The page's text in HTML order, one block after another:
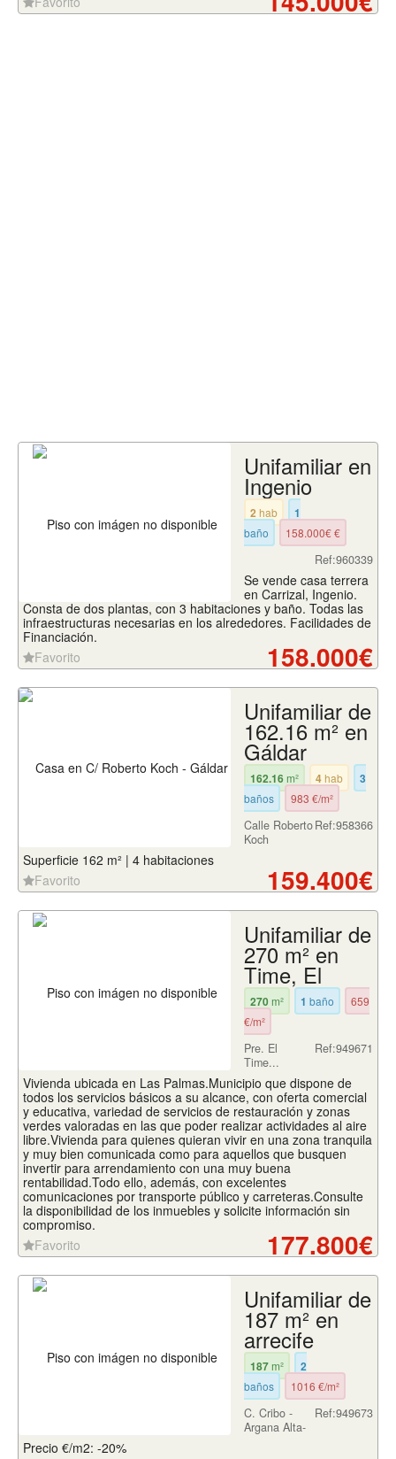
Unifamiliar en
Ingenio
2 hab 1
baño 158.000€ €
Ref:960339
Se vende casa terrera
en Carrizal, Ingenio.
Consta de dos plantas, con 3 habitaciones y baño. Todas las
infraestructuras necesarias en los alrededores. Facilidades de
Financiación.
Favorito
158.000€
Unifamiliar de
162.16 m² en
Gáldar
162.16m² 4hab 3
baños 983 €/m²
Ref:958366
Calle Roberto
Koch
Superficie 162 m² | 4 habitaciones
Favorito
159.400€
Unifamiliar de
270 m² en
Time, El
270m² 1 baño
659
€/m²
Ref:949671
Pre. El
Time...
Vivienda ubicada en Las Palmas.Municipio que dispone de
todos los servicios básicos a su alcance, con oferta comercial
y educativa, variedad de servicios de restauración y zonas
verdes valoradas en las que poder realizar actividades al aire
libre.Vivienda para quienes quieran vivir en una zona tranquila
y muy bien comunicada como para aquellos que busquen
invertir para arrendamiento con una muy buena
rentabilidad.Todo ello, además, con excelentes
comunicaciones por transporte público y carreteras.Consulte
la disponibilidad de los inmuebles y solicite información sin
compromiso.
Favorito
177.800€
Unifamiliar de
187 m² en
arrecife
187m² 2
baños 1016 €/m²
Ref:949673
C. Cribo -
Argana Alta-
Precio €/m2: -20%